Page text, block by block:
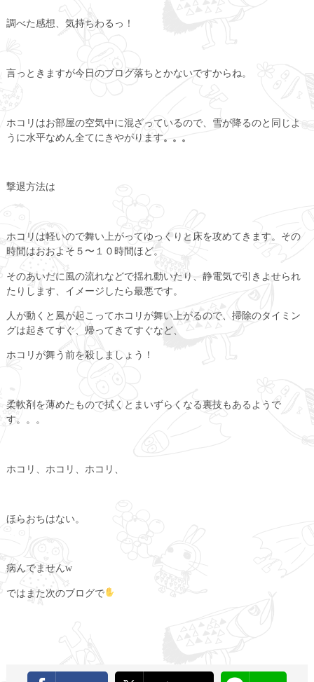
調べた感想、気持ちわるっ！
言っときますが今日のブログ落ちとかないですからね。
ホコリはお部屋の空気中に混ざっているので、雪が降るのと同じよ
うに水平なめん全てにきやがります。。。
撃退方法は
ホコリは軽いので舞い上がってゆっくりと床を攻めてきます。その
時間はおおよそ５〜１０時間ほど。
そのあいだに風の流れなどで揺れ動いたり、静電気で引きよせられ
たりします、イメージしたら最悪です。
人が動くと風が起こってホコリが舞い上がるので、掃除のタイミン
グは起きてすぐ、帰ってきてすぐなど、
ホコリが舞う前を殺しましょう！
柔軟剤を薄めたもので拭くとまいずらくなる裏技もあるようで
す。。。
ホコリ、ホコリ、ホコリ、
ほらおちはない。
病んでませんw
ではまた次のブログで